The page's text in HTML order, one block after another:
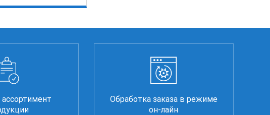
Обработка заказа в режиме
он-лайн